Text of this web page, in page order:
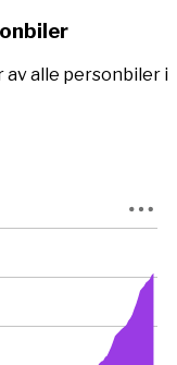
alle personbiler i
Data ranges from
Data ranges